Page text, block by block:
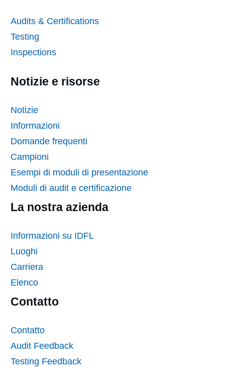
Audits & Certifications
Testing
Inspections
Notizie e risorse
Notizie
Informazioni
Domande frequenti
Campioni
Esempi di moduli di presentazione
Moduli di audit e certificazione
La nostra azienda
Informazioni su IDFL
Luoghi
Carriera
Elenco
Contatto
Contatto
Audit Feedback
Testing Feedback